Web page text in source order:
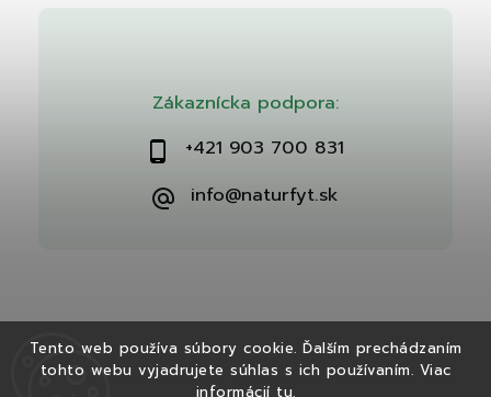
Tento web používa súbory cookie. Ďalším prechádzaním
tohto webu vyjadrujete súhlas s ich používaním. Viac
informácií tu.
Zákaznícka podpora:
+421 903 700 831
info@naturfyt.sk
Copyright 2026Naturfyt.sk. Všetky práva vyhradené.